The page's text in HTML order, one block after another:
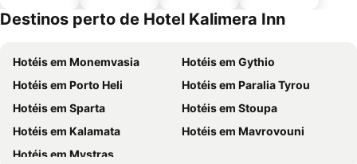
mento
Destinos perto de Hotel Kalimera Inn
Hotéis em Monemvasia
Hotéis em Gythio
Hotéis em Porto Heli
Hotéis em Paralia Tyrou
Hotéis em Sparta
Hotéis em Stoupa
Hotéis em Kalamata
Hotéis em Mavrovouni
Hotéis em Mystras